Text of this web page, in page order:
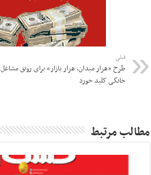
قبلی
طرح «هزار میدان، هزار بازار» برای رونق مشاغل
خانگی کلید خورد
مطالب مرتبط